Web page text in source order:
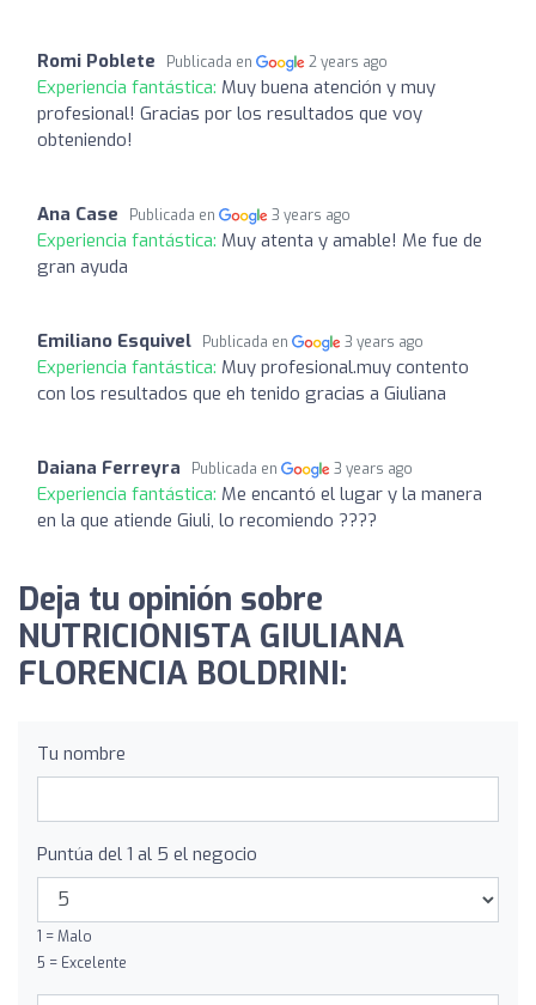
Romi Poblete Publicada en 2 years ago
Experiencia fantástica: Muy buena atención y muy
profesional! Gracias por los resultados que voy
obteniendo!
Ana Case Publicada en 3 years ago
Experiencia fantástica: Muy atenta y amable! Me fue de
gran ayuda
Emiliano Esquivel Publicada en 3 years ago
Experiencia fantástica: Muy profesional.muy contento
con los resultados que eh tenido gracias a Giuliana
Daiana Ferreyra Publicada en 3 years ago
Experiencia fantástica: Me encantó el lugar y la manera
en la que atiende Giuli, lo recomiendo ????
Deja tu opinión sobre
NUTRICIONISTA GIULIANA
FLORENCIA BOLDRINI:
Tu nombre
Puntúa del 1 al 5 el negocio
1 = Malo
5 = Excelente